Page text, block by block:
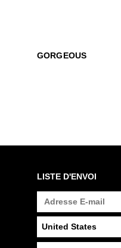
GORGEOUS
LISTE D'ENVOI